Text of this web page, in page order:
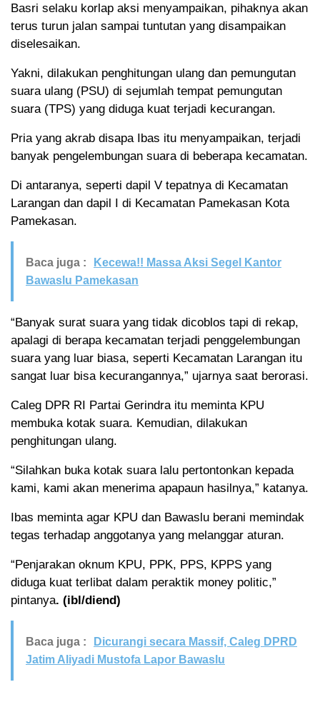
Basri selaku korlap aksi menyampaikan, pihaknya akan
terus turun jalan sampai tuntutan yang disampaikan
diselesaikan.
Yakni, dilakukan penghitungan ulang dan pemungutan
suara ulang (PSU) di sejumlah tempat pemungutan
suara (TPS) yang diduga kuat terjadi kecurangan.
Pria yang akrab disapa Ibas itu menyampaikan, terjadi
banyak pengelembungan suara di beberapa kecamatan.
Di antaranya, seperti dapil V tepatnya di Kecamatan
Larangan dan dapil I di Kecamatan Pamekasan Kota
Pamekasan.
Baca juga :
Kecewa!! Massa Aksi Segel Kantor
Bawaslu Pamekasan
“Banyak surat suara yang tidak dicoblos tapi di rekap,
apalagi di berapa kecamatan terjadi penggelembungan
suara yang luar biasa, seperti Kecamatan Larangan itu
sangat luar bisa kecurangannya,” ujarnya saat berorasi.
Caleg DPR RI Partai Gerindra itu meminta KPU
membuka kotak suara. Kemudian, dilakukan
penghitungan ulang.
“Silahkan buka kotak suara lalu pertontonkan kepada
kami, kami akan menerima apapaun hasilnya,” katanya.
Ibas meminta agar KPU dan Bawaslu berani memindak
tegas terhadap anggotanya yang melanggar aturan.
“Penjarakan oknum KPU, PPK, PPS, KPPS yang
diduga kuat terlibat dalam peraktik money politic,”
pintanya. (ibl/diend)
Baca juga :
Dicurangi secara Massif, Caleg DPRD
Jatim Aliyadi Mustofa Lapor Bawaslu